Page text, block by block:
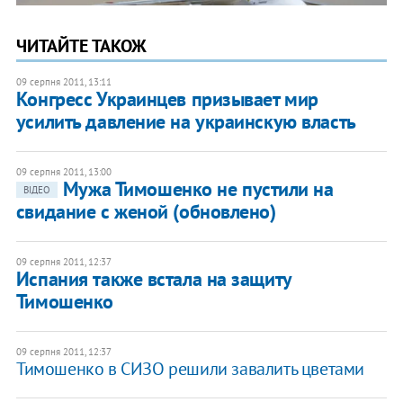
ЧИТАЙТЕ ТАКОЖ
09 серпня 2011, 13:11
Конгресс Украинцев призывает мир
усилить давление на украинскую власть
09 серпня 2011, 13:00
ВІДЕО
Мужа Тимошенко не пустили на
свидание с женой (обновлено)
09 серпня 2011, 12:37
Испания также встала на защиту
Тимошенко
09 серпня 2011, 12:37
Тимошенко в СИЗО решили завалить цветами